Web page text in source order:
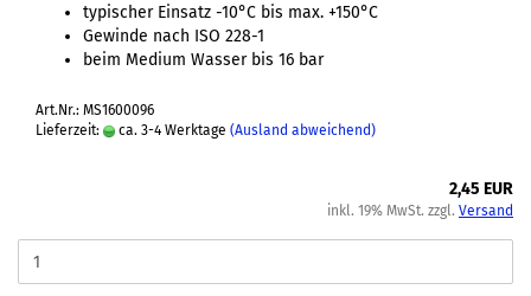
typischer Einsatz -10°C bis max. +150°C
Gewinde nach ISO 228-1
beim Medium Wasser bis 16 bar
Art.Nr.: MS1600096
Lieferzeit:
ca. 3-4 Werktage (Ausland abweichend)
2,45 EUR
inkl. 19% MwSt. zzgl. Versand